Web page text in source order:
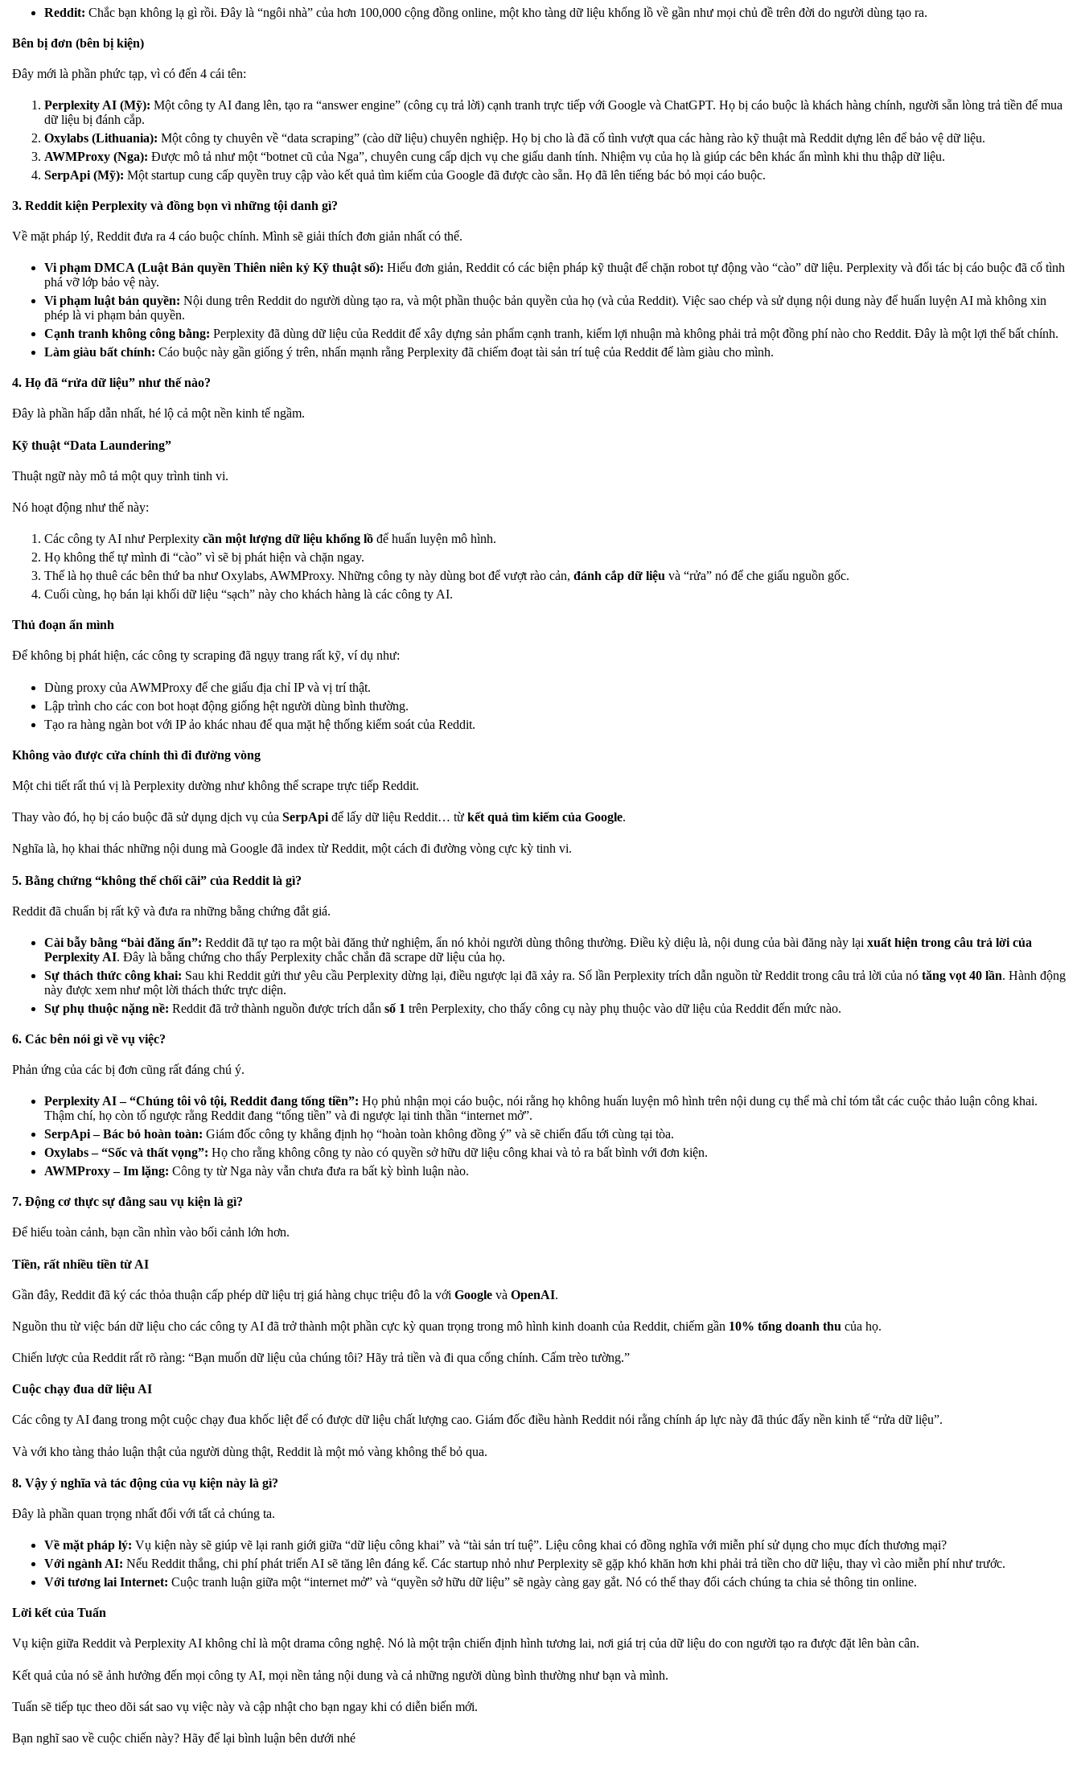
Reddit: Chắc bạn không lạ gì rồi. Đây là “ngôi nhà” của hơn 100,000 cộng đồng online, một kho tàng dữ liệu khổng lồ về gần như mọi chủ đề trên đời do người dùng tạo ra.
Bên bị đơn (bên bị kiện)
Đây mới là phần phức tạp, vì có đến 4 cái tên:
Perplexity AI (Mỹ): Một công ty AI đang lên, tạo ra “answer engine” (công cụ trả lời) cạnh tranh trực tiếp với Google và ChatGPT. Họ bị cáo buộc là khách hàng chính, người sẵn lòng trả tiền để mua
dữ liệu bị đánh cắp.
Oxylabs (Lithuania): Một công ty chuyên về “data scraping” (cào dữ liệu) chuyên nghiệp. Họ bị cho là đã cố tình vượt qua các hàng rào kỹ thuật mà Reddit dựng lên để bảo vệ dữ liệu.
AWMProxy (Nga): Được mô tả như một “botnet cũ của Nga”, chuyên cung cấp dịch vụ che giấu danh tính. Nhiệm vụ của họ là giúp các bên khác ẩn mình khi thu thập dữ liệu.
SerpApi (Mỹ): Một startup cung cấp quyền truy cập vào kết quả tìm kiếm của Google đã được cào sẵn. Họ đã lên tiếng bác bỏ mọi cáo buộc.
3. Reddit kiện Perplexity và đồng bọn vì những tội danh gì?
Về mặt pháp lý, Reddit đưa ra 4 cáo buộc chính. Mình sẽ giải thích đơn giản nhất có thể.
Vi phạm DMCA (Luật Bản quyền Thiên niên kỷ Kỹ thuật số): Hiểu đơn giản, Reddit có các biện pháp kỹ thuật để chặn robot tự động vào “cào” dữ liệu. Perplexity và đối tác bị cáo buộc đã cố tình
phá vỡ lớp bảo vệ này.
Vi phạm luật bản quyền: Nội dung trên Reddit do người dùng tạo ra, và một phần thuộc bản quyền của họ (và của Reddit). Việc sao chép và sử dụng nội dung này để huấn luyện AI mà không xin
phép là vi phạm bản quyền.
Cạnh tranh không công bằng: Perplexity đã dùng dữ liệu của Reddit để xây dựng sản phẩm cạnh tranh, kiếm lợi nhuận mà không phải trả một đồng phí nào cho Reddit. Đây là một lợi thế bất chính.
Làm giàu bất chính: Cáo buộc này gần giống ý trên, nhấn mạnh rằng Perplexity đã chiếm đoạt tài sản trí tuệ của Reddit để làm giàu cho mình.
4. Họ đã “rửa dữ liệu” như thế nào?
Đây là phần hấp dẫn nhất, hé lộ cả một nền kinh tế ngầm.
Kỹ thuật “Data Laundering”
Thuật ngữ này mô tả một quy trình tinh vi.
Nó hoạt động như thế này:
Các công ty AI như Perplexity cần một lượng dữ liệu khổng lồ để huấn luyện mô hình.
Họ không thể tự mình đi “cào” vì sẽ bị phát hiện và chặn ngay.
Thế là họ thuê các bên thứ ba như Oxylabs, AWMProxy. Những công ty này dùng bot để vượt rào cản, đánh cắp dữ liệu và “rửa” nó để che giấu nguồn gốc.
Cuối cùng, họ bán lại khối dữ liệu “sạch” này cho khách hàng là các công ty AI.
Thủ đoạn ẩn mình
Để không bị phát hiện, các công ty scraping đã ngụy trang rất kỹ, ví dụ như:
Dùng proxy của AWMProxy để che giấu địa chỉ IP và vị trí thật.
Lập trình cho các con bot hoạt động giống hệt người dùng bình thường.
Tạo ra hàng ngàn bot với IP ảo khác nhau để qua mặt hệ thống kiểm soát của Reddit.
Không vào được cửa chính thì đi đường vòng
Một chi tiết rất thú vị là Perplexity dường như không thể scrape trực tiếp Reddit.
Thay vào đó, họ bị cáo buộc đã sử dụng dịch vụ của SerpApi để lấy dữ liệu Reddit… từ kết quả tìm kiếm của Google.
Nghĩa là, họ khai thác những nội dung mà Google đã index từ Reddit, một cách đi đường vòng cực kỳ tinh vi.
5. Bằng chứng “không thể chối cãi” của Reddit là gì?
Reddit đã chuẩn bị rất kỹ và đưa ra những bằng chứng đắt giá.
Cài bẫy bằng “bài đăng ẩn”: Reddit đã tự tạo ra một bài đăng thử nghiệm, ẩn nó khỏi người dùng thông thường. Điều kỳ diệu là, nội dung của bài đăng này lại xuất hiện trong câu trả lời của
Perplexity AI. Đây là bằng chứng cho thấy Perplexity chắc chắn đã scrape dữ liệu của họ.
Sự thách thức công khai: Sau khi Reddit gửi thư yêu cầu Perplexity dừng lại, điều ngược lại đã xảy ra. Số lần Perplexity trích dẫn nguồn từ Reddit trong câu trả lời của nó tăng vọt 40 lần. Hành động
này được xem như một lời thách thức trực diện.
Sự phụ thuộc nặng nề: Reddit đã trở thành nguồn được trích dẫn số 1 trên Perplexity, cho thấy công cụ này phụ thuộc vào dữ liệu của Reddit đến mức nào.
6. Các bên nói gì về vụ việc?
Phản ứng của các bị đơn cũng rất đáng chú ý.
Perplexity AI – “Chúng tôi vô tội, Reddit đang tống tiền”: Họ phủ nhận mọi cáo buộc, nói rằng họ không huấn luyện mô hình trên nội dung cụ thể mà chỉ tóm tắt các cuộc thảo luận công khai.
Thậm chí, họ còn tố ngược rằng Reddit đang “tống tiền” và đi ngược lại tinh thần “internet mở”.
SerpApi – Bác bỏ hoàn toàn: Giám đốc công ty khẳng định họ “hoàn toàn không đồng ý” và sẽ chiến đấu tới cùng tại tòa.
Oxylabs – “Sốc và thất vọng”: Họ cho rằng không công ty nào có quyền sở hữu dữ liệu công khai và tỏ ra bất bình với đơn kiện.
AWMProxy – Im lặng: Công ty từ Nga này vẫn chưa đưa ra bất kỳ bình luận nào.
7. Động cơ thực sự đằng sau vụ kiện là gì?
Để hiểu toàn cảnh, bạn cần nhìn vào bối cảnh lớn hơn.
Tiền, rất nhiều tiền từ AI
Gần đây, Reddit đã ký các thỏa thuận cấp phép dữ liệu trị giá hàng chục triệu đô la với Google và OpenAI.
Nguồn thu từ việc bán dữ liệu cho các công ty AI đã trở thành một phần cực kỳ quan trọng trong mô hình kinh doanh của Reddit, chiếm gần 10% tổng doanh thu của họ.
Chiến lược của Reddit rất rõ ràng: “Bạn muốn dữ liệu của chúng tôi? Hãy trả tiền và đi qua cổng chính. Cấm trèo tường.”
Cuộc chạy đua dữ liệu AI
Các công ty AI đang trong một cuộc chạy đua khốc liệt để có được dữ liệu chất lượng cao. Giám đốc điều hành Reddit nói rằng chính áp lực này đã thúc đẩy nền kinh tế “rửa dữ liệu”.
Và với kho tàng thảo luận thật của người dùng thật, Reddit là một mỏ vàng không thể bỏ qua.
8. Vậy ý nghĩa và tác động của vụ kiện này là gì?
Đây là phần quan trọng nhất đối với tất cả chúng ta.
Về mặt pháp lý: Vụ kiện này sẽ giúp vẽ lại ranh giới giữa “dữ liệu công khai” và “tài sản trí tuệ”. Liệu công khai có đồng nghĩa với miễn phí sử dụng cho mục đích thương mại?
Với ngành AI: Nếu Reddit thắng, chi phí phát triển AI sẽ tăng lên đáng kể. Các startup nhỏ như Perplexity sẽ gặp khó khăn hơn khi phải trả tiền cho dữ liệu, thay vì cào miễn phí như trước.
Với tương lai Internet: Cuộc tranh luận giữa một “internet mở” và “quyền sở hữu dữ liệu” sẽ ngày càng gay gắt. Nó có thể thay đổi cách chúng ta chia sẻ thông tin online.
Lời kết của Tuấn
Vụ kiện giữa Reddit và Perplexity AI không chỉ là một drama công nghệ. Nó là một trận chiến định hình tương lai, nơi giá trị của dữ liệu do con người tạo ra được đặt lên bàn cân.
Kết quả của nó sẽ ảnh hưởng đến mọi công ty AI, mọi nền tảng nội dung và cả những người dùng bình thường như bạn và mình.
Tuấn sẽ tiếp tục theo dõi sát sao vụ việc này và cập nhật cho bạn ngay khi có diễn biến mới.
Bạn nghĩ sao về cuộc chiến này? Hãy để lại bình luận bên dưới nhé